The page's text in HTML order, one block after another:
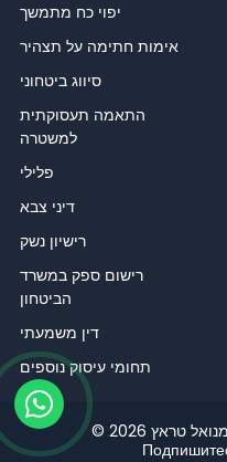
יפוי כח מתמשך
אימות חתימה על תצהיר
סיווג ביטחוני
התאמה תעסוקתית
למשטרה
פלילי
דיני צבא
רישיון נשק
רישום ספק במשרד
הביטחון
דין משמעתי
תחומי עיסוק נוספים
טראץ 2026